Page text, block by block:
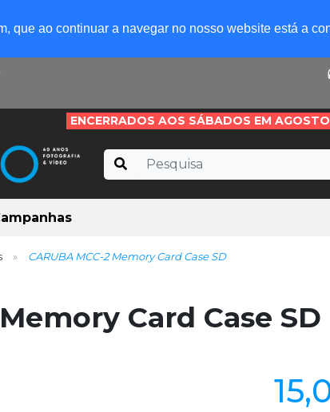
que ao continuar a navegar no nosso website está a
ENCERRADOS AOS SÁBADOS EM
CARUBA MCC-2 Memory Card Case SD
Card Case SD